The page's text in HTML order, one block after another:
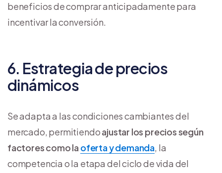
beneficios de comprar anticipadamente para
incentivar la conversión.
6. Estrategia de precios
dinámicos
Se adapta a las condiciones cambiantes del
mercado, permitiendoajustar los precios según
factores como la oferta y demanda, la
competencia o la etapa del ciclo de vida del